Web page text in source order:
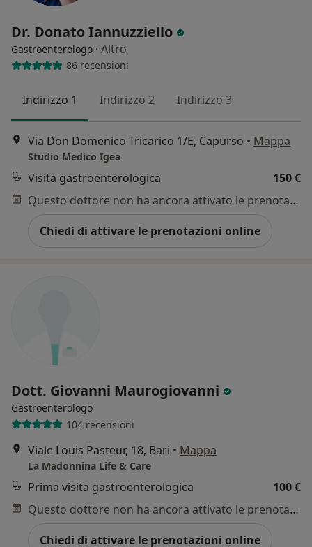
Dr. Donato Iannuzziello
Gastroenterologo · Altro
86 recensioni
Indirizzo 1 Indirizzo 2 Indirizzo 3
Via Don Domenico Tricarico 1/E, Capurso • Mappa
Studio Medico Igea
Visita gastroenterologica
150 €
Questo dottore non ha ancora attivato le prenotazioni online presso questo indirizzo.
Chiedi di attivare le prenotazioni online
Dott. Giovanni Maurogiovanni
Gastroenterologo
104 recensioni
Viale Louis Pasteur, 18, Bari • Mappa
La Madonnina Life & Care
Prima visita gastroenterologica
100 €
Questo dottore non ha ancora attivato le prenotazioni online presso questo indirizzo.
Chiedi di attivare le prenotazioni online